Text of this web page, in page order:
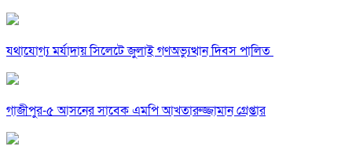
যথাযোগ্য মর্যাদায় সিলেটে জুলাই গণঅভ্যুত্থান দিবস পালিত
গাজীপুর-৫ আসনের সাবেক এমপি আখতারুজ্জামান গ্রেপ্তার